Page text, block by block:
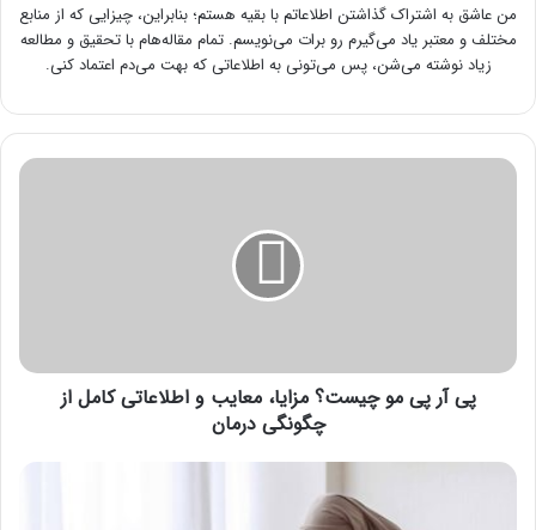
من عاشق به اشتراک گذاشتن اطلاعاتم با بقیه هستم؛ بنابراین، چیزایی که از منابع
مختلف و معتبر یاد می‌گیرم رو برات می‌نویسم. تمام مقاله‌هام با تحقیق و مطالعه
زیاد نوشته می‌شن، پس می‌تونی به اطلاعاتی که بهت می‌دم اعتماد کنی.
پی
اطلاعاتی
درمان
پی آر پی مو چیست؟ مزایا، معایب و اطلاعاتی کامل از
چگونگی درمان
عوارض